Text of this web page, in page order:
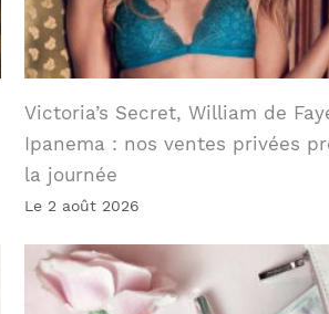
Victoria’s Secret, William de
Ipanema : nos ventes privées
la journée
Le 2 août 2026